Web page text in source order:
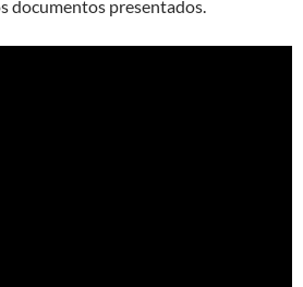
documentos presentados.